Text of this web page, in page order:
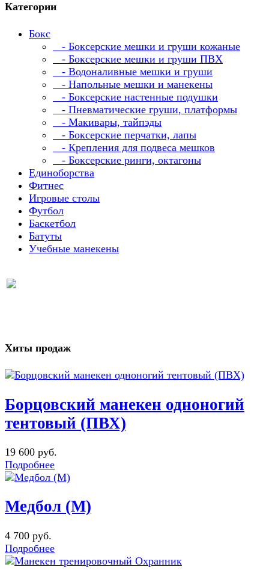
Категории
Бокс
- Боксерские мешки и груши кожаные
- Боксерские мешки и груши ПВХ
- Водоналивные мешки и груши
- Напольные мешки и манекены
- Боксерские настенные подушки
- Пневматические груши, платформы
- Макивары, тайпэды
- Боксерские перчатки, лапы
- Крепления для подвеса мешков
- Боксерские ринги, октагоны
Единоборства
Фитнес
Игровые столы
Футбол
Баскетбол
Батуты
Учебные манекены
Хиты продаж
Борцовский манекен одноногий
тентовый (ПВХ)
19 600 руб.
Подробнее
Медбол (М)
4 700 руб.
Подробнее